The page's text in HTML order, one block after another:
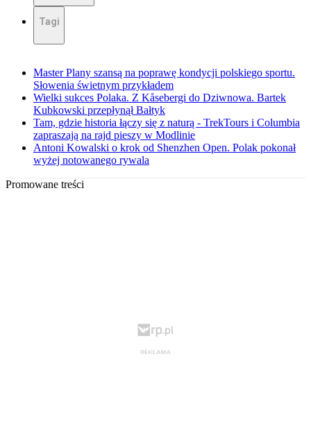
Tagi
Master Plany szansą na poprawę kondycji polskiego sportu.
Słowenia świetnym przykładem
Wielki sukces Polaka. Z Kåsebergi do Dziwnowa. Bartek
Kubkowski przepłynął Bałtyk
Tam, gdzie historia łączy się z naturą - TrekTours i Columbia
zapraszają na rajd pieszy w Modlinie
Antoni Kowalski o krok od Shenzhen Open. Polak pokonał
wyżej notowanego rywala
Promowane treści